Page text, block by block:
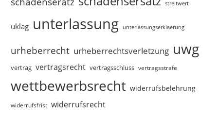
streitwert
uklag unterlassung unterlassungserklaerung
urheberrecht urheberrechtsverletzung uwg
vertrag vertragsrecht vertragsschluss vertragsstrafe
wettbewerbsrecht widerrufsbelehrung
widerrufsfrist widerrufsrecht